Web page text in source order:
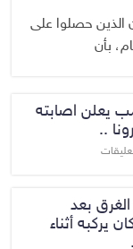
حصلوا على
يعلن اصابته
..
بعد
يركبه أثناء